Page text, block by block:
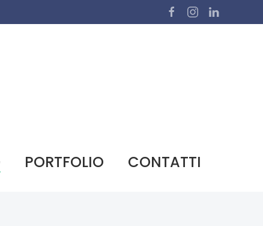
PORTFOLIO CONTATTI